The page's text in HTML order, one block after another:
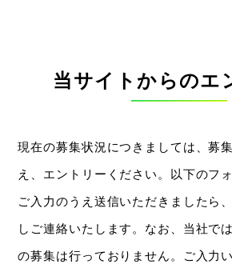
当サイトからのエ
現在の募集状況につきましては、募
え、エントリーください。以下のフ
ご入力のうえ送信いただきましたら
しご連絡いたします。なお、当社で
の募集は行っておりません。ご入力